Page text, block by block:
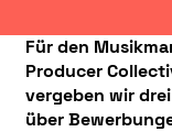
Für den
Producer
vergeben wir
über